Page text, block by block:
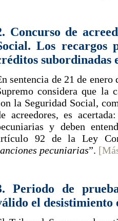
Concurso de
Los recargos
subordinadas
sentencia de 21 de enero
considera que la
la Seguridad Social,
acreedores, es
y deben
92 de la Ley
pecuniarias”.
Periodo de
el